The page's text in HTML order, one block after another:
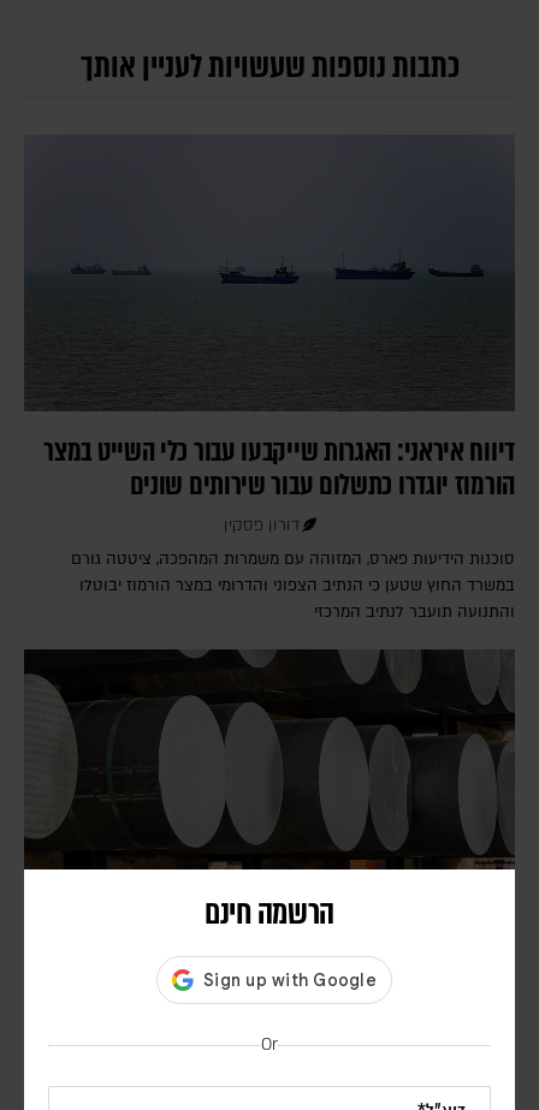
הרשמה חינם
Or
כתבות נוספות שעשויות לעניין אותך
דיווח איראני: האגרות שייקבעו עבור כלי השייט במצר
הורמוז יוגדרו כתשלום עבור שירותים שונים
דורון פסקין
סוכנות הידיעות פארס, המזוהה עם משמרות המהפכה, ציטטה גורם
במשרד החוץ שטען כי הנתיב הצפוני והדרומי במצר הורמוז יבוטלו
והתנועה תועבר לנתיב המרכזי
דיווח: חודשים לפני המלחמה באיראן, הפנטגון זיהה
נקודת תורפה בתעשיית הנשק האמריקנית
דורון פסקין
2025, התריע מפני תלות מסוכנת באלומיניום בטוהר גבוה. התקיפות